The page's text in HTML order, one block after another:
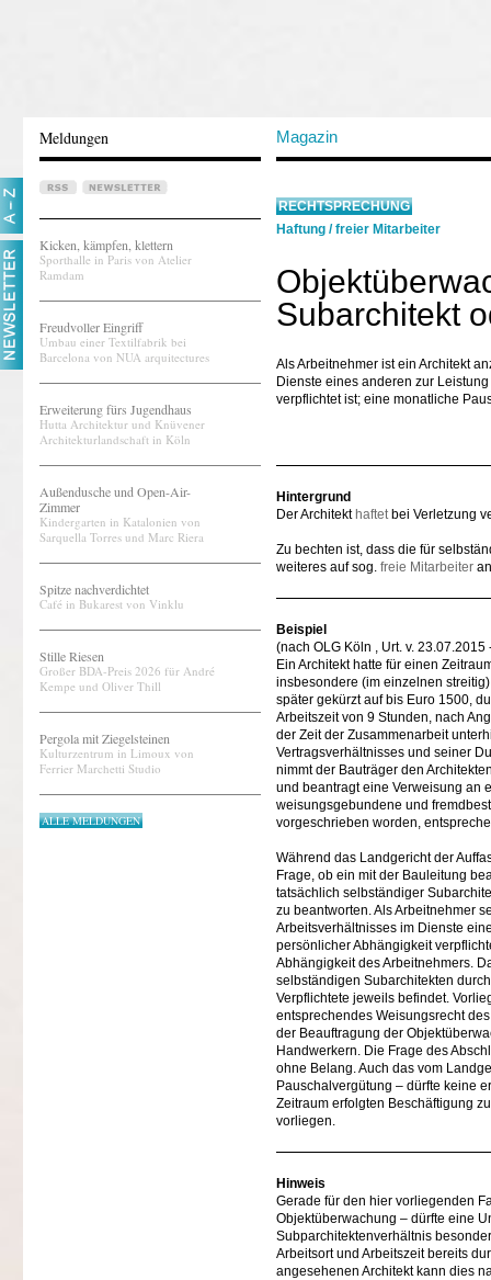
Meldungen Magazin
Kicken, kämpfen, klettern
Sporthalle in Paris von Atelier
Ramdam
Freudvoller Eingriff
Umbau einer Textilfabrik bei
Barcelona von NUA arquitectures
Erweiterung fürs Jugendhaus
Hutta Architektur und Knüvener
Architekturlandschaft in Köln
Außendusche und Open-Air-
Zimmer
Kindergarten in Katalonien von
Sarquella Torres und Marc Riera
Spitze nachverdichtet
Café in Bukarest von Vinklu
Stille Riesen
Großer BDA-Preis 2026 für André
Kempe und Oliver Thill
Pergola mit Ziegelsteinen
Kulturzentrum in Limoux von
Ferrier Marchetti Studio
ALLE MELDUNGEN
RECHTSPRECHUNG
Haftung /freier Mitarbeiter
Subarchitekt
Als Arbeitnehmer ist ein Architekt
Dienste eines anderen zur
verpflichtet ist; eine monatliche
Hintergrund
Der Architekt haftetbei Verletzung
Zu bechten ist, dass die für
weiteres auf sog. freie Mitarbeiter
Beispiel
(nach OLG Köln , Urt. v. 23.07.2015
Ein Architekt hatte für einen
insbesondere (im einzelnen
später gekürzt auf bis Euro 1500,
Arbeitszeit von 9 Stunden, nach
der Zeit der Zusammenarbeit
Vertragsverhältnisses und seiner
nimmt der Bauträger den
und beantragt eine Verweisung an
weisungsgebundene und
vorgeschrieben worden,
Während das Landgericht der
Frage, ob ein mit der Bauleitung
tatsächlich selbständiger
zu beantworten. Als Arbeitnehmer
Arbeitsverhältnisses im Dienste
persönlicher Abhängigkeit
Abhängigkeit des Arbeitnehmers.
selbständigen Subarchitekten
Verpflichtete jeweils befindet.
entsprechendes Weisungsrecht
der Beauftragung der
Handwerkern. Die Frage des
ohne Belang. Auch das vom
Pauschalvergütung – dürfte keine
Zeitraum erfolgten Beschäftigung
vorliegen.
Hinweis
Gerade für den hier vorliegenden
Objektüberwachung – dürfte eine
Subparchitektenverhältnis
Arbeitsort und Arbeitszeit bereits
angesehenen Architekt kann dies